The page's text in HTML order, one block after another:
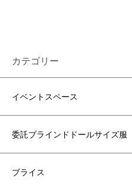
カテゴリー
イベントスペース
委託ブラインドドールサイズ服
ブライス